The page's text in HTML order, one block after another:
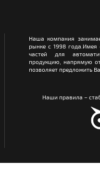
Наша компания
рынке с 1998
частей для
продукцию, напрямую
позволяет предложить
Наши правила –